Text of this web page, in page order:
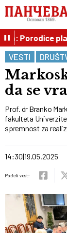
Porodice
VESTI
da se
Prof. dr Branko
fakulteta
spremnost za
14:30 19.05.2025
Podeli vest: